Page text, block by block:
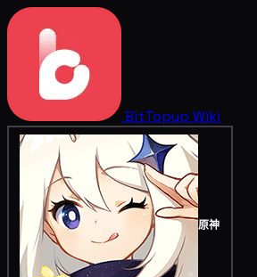
BitTopup Wiki
原神